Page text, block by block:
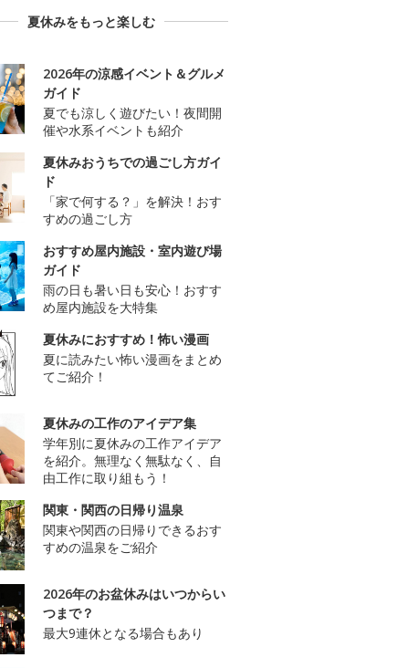
夏休みをもっと楽しむ
2026年の涼感イベント＆グルメ
ガイド
夏でも涼しく遊びたい！夜間開
催や水系イベントも紹介
夏休みおうちでの過ごし方ガイ
ド
「家で何する？」を解決！おす
すめの過ごし方
おすすめ屋内施設・室内遊び場
ガイド
雨の日も暑い日も安心！おすす
め屋内施設を大特集
夏休みにおすすめ！怖い漫画
夏に読みたい怖い漫画をまとめ
てご紹介！
夏休みの工作のアイデア集
学年別に夏休みの工作アイデア
を紹介。無理なく無駄なく、自
由工作に取り組もう！
関東・関西の日帰り温泉
関東や関西の日帰りできるおす
すめの温泉をご紹介
2026年のお盆休みはいつからい
つまで？
最大9連休となる場合もあり